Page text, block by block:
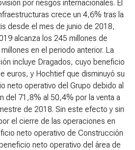
por riesgos internacionales. El
crece un 4,6% tras la
desde el mes de junio de 2018,
alcanza los 245 millones de
en el periodo anterior. La
incluye Dragados, cuyo beneficio
euros, y Hochtief que disminuyó su
neto operativo del Grupo debido al
del 71,8% al 50,4% por la venta a
de 2018. Sin este efecto y sin
el cierre de las operaciones en
neto operativo de Construcción
neto operativo del área de